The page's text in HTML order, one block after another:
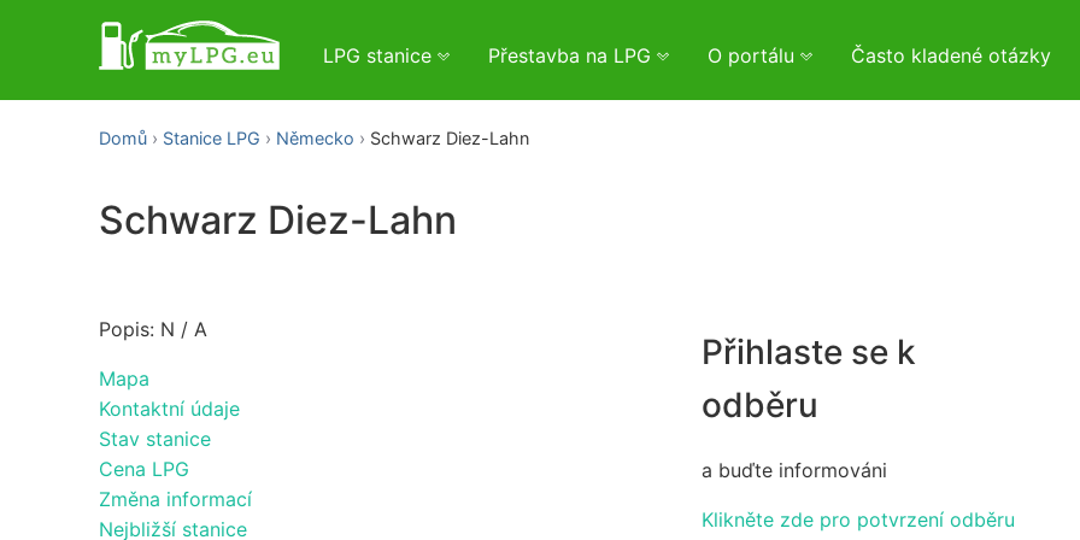
LPG stanice Přestavba na LPG O portálu Často kladené otázky
Domů Stanice LPG Německo Schwarz Diez-Lahn
Schwarz Diez-Lahn
Popis: N / A
Mapa
Kontaktní údaje
Stav stanice
Cena LPG
Změna informací
Nejbližší stanice
Přihlaste se k
odběru
a buďte informováni
Klikněte zde pro potvrzení odběru